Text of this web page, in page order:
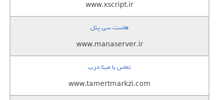
www.xscript.ir
هاست سی پنل
www.manaserver.ir
تماس با مینا درب
www.tamertmarkzi.com